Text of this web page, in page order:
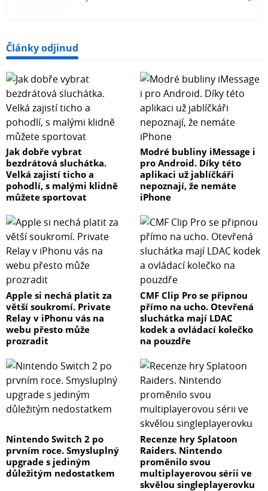
Články odjinud
Jak dobře vybrat
bezdrátová sluchátka.
Velká zajistí ticho a
pohodlí, s malými klidně
můžete sportovat
Modré bubliny iMessage i
pro Android. Díky této
aplikaci už jablíčkáři
nepoznají, že nemáte
iPhone
Apple si nechá platit za
větší soukromí. Private
Relay v iPhonu vás na
webu přesto může
prozradit
CMF Clip Pro se připnou
přímo na ucho. Otevřená
sluchátka mají LDAC
kodek a ovládací kolečko
na pouzdře
Nintendo Switch 2 po
prvním roce. Smysluplný
upgrade s jediným
důležitým nedostatkem
Recenze hry Splatoon
Raiders. Nintendo
proměnilo svou
multiplayerovou sérii ve
skvělou singleplayerovku